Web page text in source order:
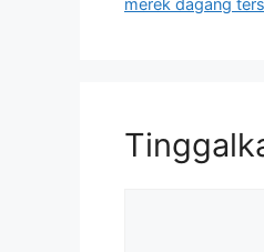
merek dagang